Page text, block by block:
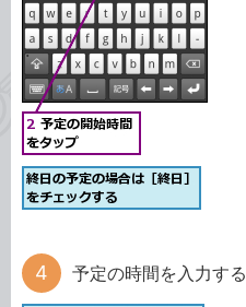
予定の時間を入力する